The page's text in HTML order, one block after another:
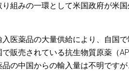
組みの一環として米国政府が米
医薬品の大量供給により、自国
販売されている抗生物質原薬（
の中国からの輸入量は不明ですが